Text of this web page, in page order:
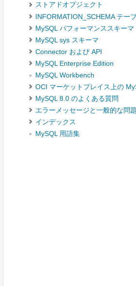
ストアドオブジェクト
INFORMATION_SCHEMA テー
MySQL パフォーマンススキーマ
MySQL sys スキーマ
Connector および API
MySQL Enterprise Edition
MySQL Workbench
OCI マーケットプレイス上の
MySQL 8.0 のよくある質問
エラーメッセージと一般的な問題
インデックス
MySQL 用語集